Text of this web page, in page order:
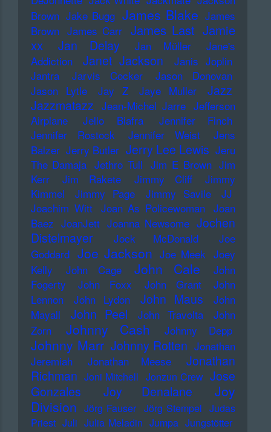
Brown Jake Bugg James Blake James
Brown James Carr James Last Jamie
xx
Jan Delay Jan Müller
Jane's
Addiction
Janet Jackson
Janis Joplin
Jantra
Jarvis Cocker
Jason Donovan
Jason Lytle
Jay Z Jaye Muller
Jazz
Jazzmatazz Jean-Michel Jarre Jefferson
Airplane
Jello Biafra
Jennifer Finch
Jennifer Rostock
Jennifer Weist
Jens
Balzer Jerry Butler Jerry Lee Lewis Jeru
The Damaja Jethro Tull Jim E Brown Jim
Kerr
Jim Rakete Jimmy Cliff
Jimmy
Kimmel
Jimmy Page Jimmy Savile
JJ
Joachim Witt Joan As Policewoman Joan
Baez JoanJett Joanna Newsome Jochen
Distelmayer
Jock McDonald
Joe
Goddard Joe Jackson Joe Meek Joey
Kelly
John Cage John Cale
John
Fogerty
John Foxx John Grant
John
Lennon
John Lydon John Maus
John
Mayall
John Peel John Travolta
John
Zorn
Johnny Cash Johnny Depp
Johnny Marr Johnny Rotten Jonathan
Jeremiah
Jonathan Meese
Jonathan
Richman Joni Mitchell Jonzun Crew Jose
Gonzales
Joy Denalane
Joy
Division Jörg Fauser Jörg Stempel Judas
Priest Juli Julia Meladin Jumpa Jungstötter